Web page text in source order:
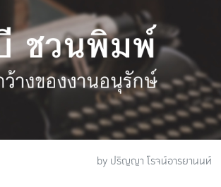
by ปริญญา โรจน์อารยานนท์